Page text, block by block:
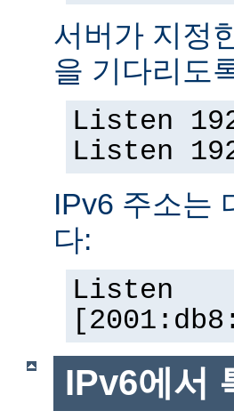
서버가 지정
을 기다리도
Listen
Listen
IPv6 주소는
다:
Listen
IPv6에서